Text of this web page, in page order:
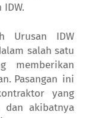
Urusan IDW
salah satu
memberikan
Pasangan ini
yang
dan akibatnya